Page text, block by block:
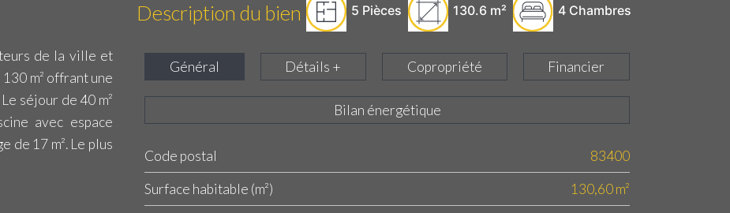
de la ville et
m² offrant une
séjour de 40 m²
avec espace
de 17 m². Le plus
Description du bien 5 Pièces 130.6 m² 4 Chambres
Général Détails + Copropriété Financier
Bilan énergétique
Label Value
Code postal
83400
Surface habitable (m²)
130,60 m²